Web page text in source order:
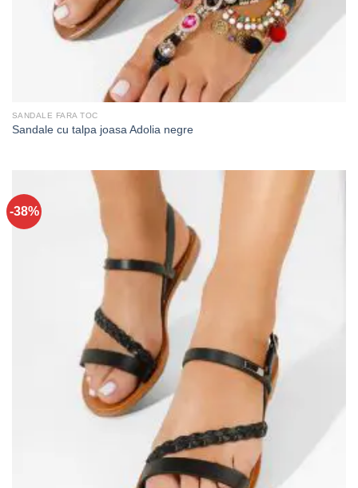
SANDALE FARA TOC
Sandale cu talpa joasa Adolia negre
-38%